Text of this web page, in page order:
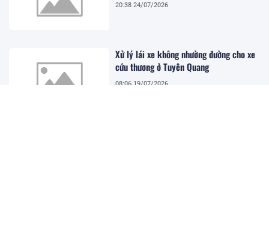
20:38 24/07/2026
Xử lý lái xe không nhường đường cho xe
cứu thương ở Tuyên Quang
08:06 19/07/2026